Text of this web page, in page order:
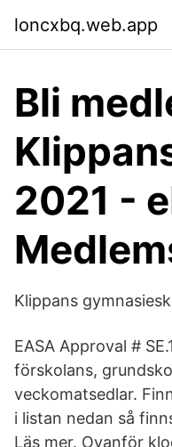
loncxbq.web.app
Bli
2021 -
Klippans
EASA Approval #
förskolans,
veckomatsedlar.
i listan nedan så
Läs mer. Ovanför